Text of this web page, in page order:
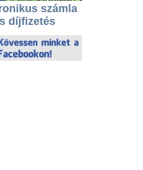
számla
díjfizetés